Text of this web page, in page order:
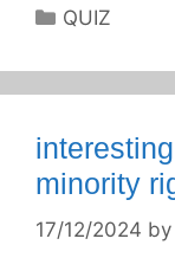
Categories
QUIZ
minority
17/12/2024 by